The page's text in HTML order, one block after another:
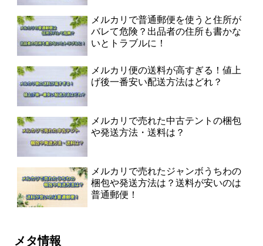
メルカリで普通郵便を使うと住所が
バレて危険？出品者の住所も書かな
いとトラブルに！
メルカリ便の送料が高すぎる！値上
げ後一番安い配送方法はどれ？
メルカリで売れた中古テントの梱包
や発送方法・送料は？
メルカリで売れたジャンボうちわの
梱包や発送方法は？送料が安いのは
普通郵便！
メタ情報